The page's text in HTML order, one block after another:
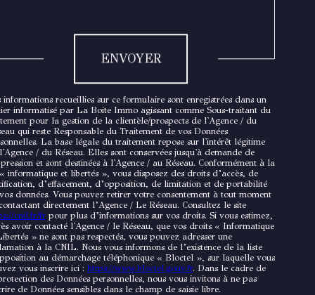
ENVOYER
informations recueillies sur ce formulaire sont enregistrées dans un
informatisé par La Boite Immo agissant comme Sous-traitant du
pour la gestion de la clientèle/prospects de l'Agence / du
qui reste Responsable du Traitement de vos Données
La base légale du traitement repose sur l'intérêt légitime
/ du Réseau. Elles sont conservées jusqu'à demande de
et sont destinées à l'Agence / au Réseau. Conformément à la
informatique et libertés », vous disposez des droits d’accès, de
d’effacement, d’opposition, de limitation et de portabilité
données. Vous pouvez retirer votre consentement à tout moment
directement l’Agence / Le Réseau. Consultez le site
cnil.fr/fr pour plus d’informations sur vos droits. Si vous estimez,
avoir contacté l'Agence / le Réseau, que vos droits « Informatique
» ne sont pas respectés, vous pouvez adresser une
à la CNIL. Nous vous informons de l’existence de la liste
au démarchage téléphonique « Bloctel », sur laquelle vous
vous inscrire ici : https://www.bloctel.gouv.fr. Dans le cadre de
des Données personnelles, nous vous invitons à ne pas
de Données sensibles dans le champ de saisie libre.